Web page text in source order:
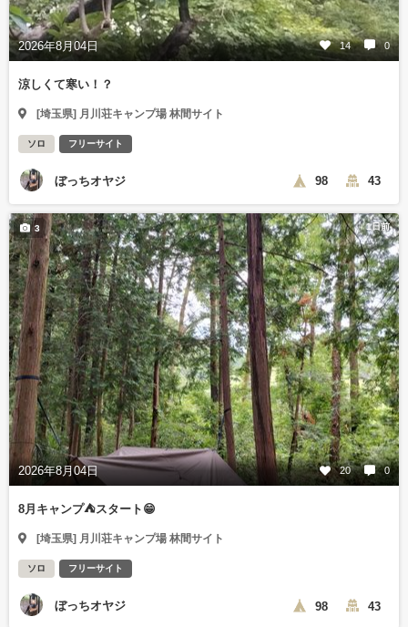
2026年8月04日 14 0
涼しくて寒い！？
[埼玉県] 月川荘キャンプ場 林間サイト
ソロ フリーサイト
ぼっちオヤジ 98 43
1日前
2026年8月04日 20 0
3
8月キャンプ⛺️スタート😁
[埼玉県] 月川荘キャンプ場 林間サイト
ソロ フリーサイト
ぼっちオヤジ 98 43